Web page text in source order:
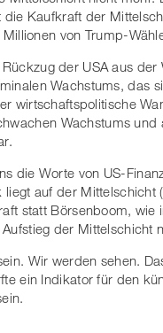
die Kaufkraft der
von Trump-
der USA aus
Wachstums, das
wirtschaftspolitische
Wachstums
die Worte von US-
liegt auf der
statt Börsenboom, wie
der Mittelschicht
Wir werden sehen.
ein Indikator für den